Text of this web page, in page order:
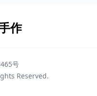
作
号
Reserved.